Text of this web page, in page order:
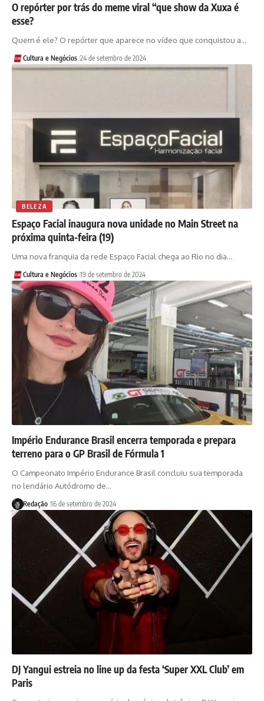
O repórter por trás do meme viral “que show da Xuxa é
esse?
Quem é ele? O repórter que aparece no vídeo que conquistou a…
Cultura e Negócios 24 de setembro de 2024
BELEZA
Espaço Facial inaugura nova unidade no Main Street na
próxima quinta-feira (19)
Uma nova franquia da rede Espaço Facial chega ao Rio no dia…
Cultura e Negócios 19 de setembro de 2024
Império Endurance Brasil encerra temporada e prepara
terreno para o GP Brasil de Fórmula 1
O Campeonato Império Endurance Brasil concluiu sua temporada
no lendário Autódromo de…
Redação 16 de setembro de 2024
DJ Yangui estreia no line up da festa ‘Super XXL Club’ em
Paris